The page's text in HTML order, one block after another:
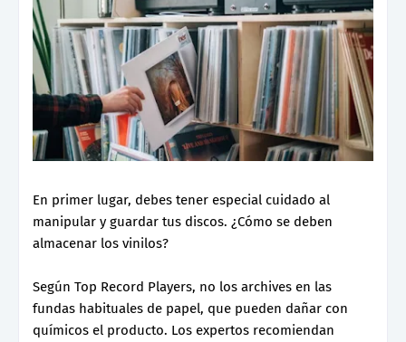
En primer lugar, debes tener especial cuidado al
manipular y guardar tus discos. ¿Cómo se deben
almacenar los vinilos?
Según Top Record Players, no los archives en las
fundas habituales de papel, que pueden dañar con
químicos el producto. Los expertos recomiendan